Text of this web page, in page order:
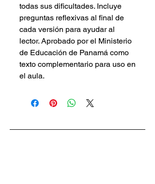
todas sus dificultades. Incluye
preguntas reflexivas al final de
cada versión para ayudar al
lector. Aprobado por el Ministerio
de Educación de Panamá como
texto complementario para uso en
el aula.